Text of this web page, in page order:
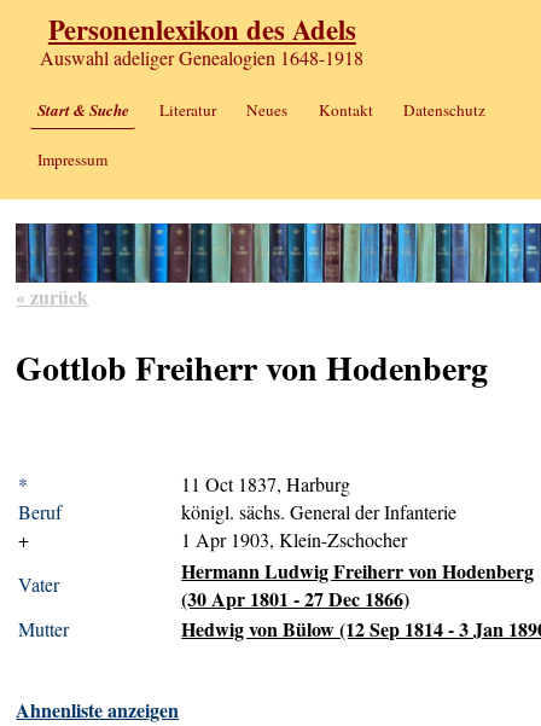
Personenlexikon des Adels
Auswahl adeliger Genealogien 1648-1918
Start & Suche Literatur Neues Kontakt Datenschutz
Impressum
« zurück
Gottlob Freiherr von Hodenberg
*
11 Oct 1837, Harburg
Beruf
königl. sächs. General der Infanterie
+
1 Apr 1903, Klein-Zschocher
Vater
Hermann Ludwig Freiherr von Hodenberg
(30 Apr 1801 - 27 Dec 1866)
Mutter Hedwig von Bülow (12 Sep 1814 - 3 Jan
Ahnenliste anzeigen